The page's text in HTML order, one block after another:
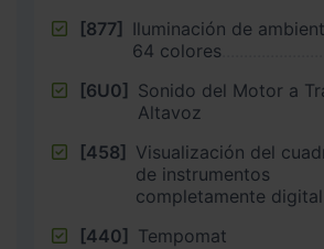
[877] Iluminación de
64 colores
[6U0] Sonido del Motor a
Altavoz
[458] Visualización del
de instrumentos
completamente digital
[440] Tempomat